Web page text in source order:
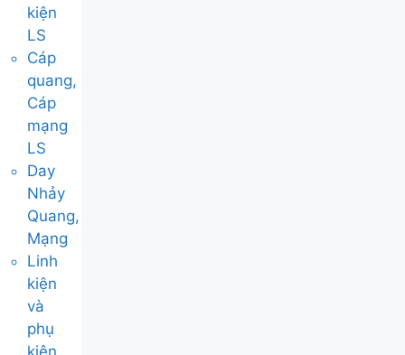
kiện
LS
Cáp
quang,
Cáp
mạng
LS
Day
Nhảy
Quang,
Mạng
Linh
kiện
và
phụ
kiện